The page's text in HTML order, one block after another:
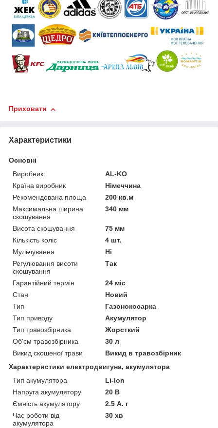
Приховати
Характеристики
Основні
Виробник
AL-KO
Країна виробник
Німеччина
Рекомендована площа
200 кв.м
Максимальна ширина
скошування
340 мм
Висота скошування
75 мм
Кількість коліс
4 шт.
Мульчування
Ні
Регулювання висоти
скошування
Так
Гарантійний термін
24 міс
Стан
Новий
Тип
Газонокосарка
Тип приводу
Акумулятор
Тип травозбірника
Жорсткий
Об'єм травозбірника
30 л
Викид скошеної трави
Викид в травозбірник
Характеристики електродвигуна, акумулятора
Тип акумулятора
Li-Ion
Напруга акумулятору
20 В
Ємність акумулятору
2.5 А. г
Час роботи від
акумулятора
30 хв